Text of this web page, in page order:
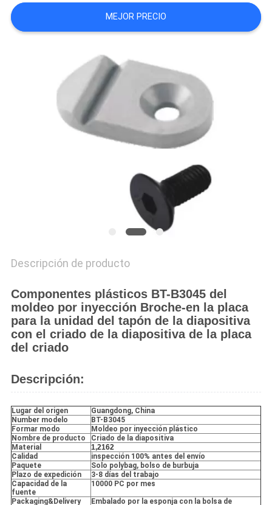
MAPA
PRIVACY
MEJOR PRECIO
Descripción de producto
Componentes plásticos BT-B3045 del
moldeo por inyección Broche-en la placa
para la unidad del tapón de la diapositiva
con el criado de la diapositiva de la placa
del criado
Descripción:
Lugar del origen
Guangdong, China
Number modelo
BT-B3045
Formar modo
Moldeo por inyección plástico
Nombre de producto
Criado de la diapositiva
Material
1,2162
Calidad
inspección 100% antes del envío
Paquete
Solo polybag, bolso de burbuja
Plazo de expedición
3-8 días del trabajo
Capacidad de la
fuente
10000 PC por mes
Packaging&Delivery
Embalado por la esponja con la bolsa de